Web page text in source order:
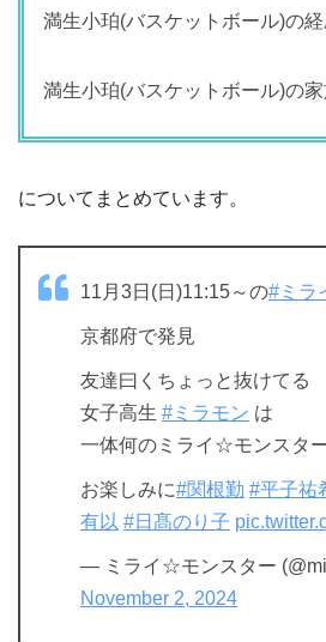
満生小珀(バスケットボール)の経
満生小珀(バスケットボール)の
についてまとめています。
11月3日(日)11:15～の#ミラ
京都府で発見
友達曰くちょっと抜けてる
女子高生 #ミラモン は
一体何のミライ☆モンスタ
お楽しみに#関根勤 #平子祐
有以 #日髙のり子
— ミライ☆モンスター
November 2, 2024